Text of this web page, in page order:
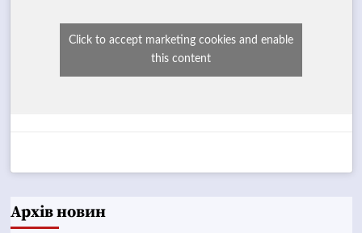
Click to accept marketing cookies and enable
this content
Архів новин